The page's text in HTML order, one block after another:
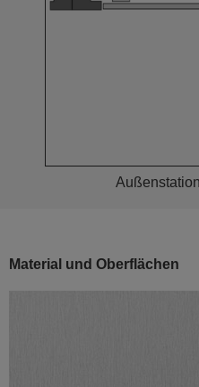
Material und Oberflächen